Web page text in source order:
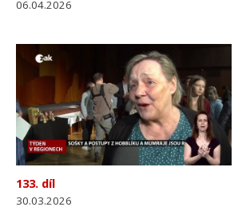
06.04.2026
133. díl
30.03.2026